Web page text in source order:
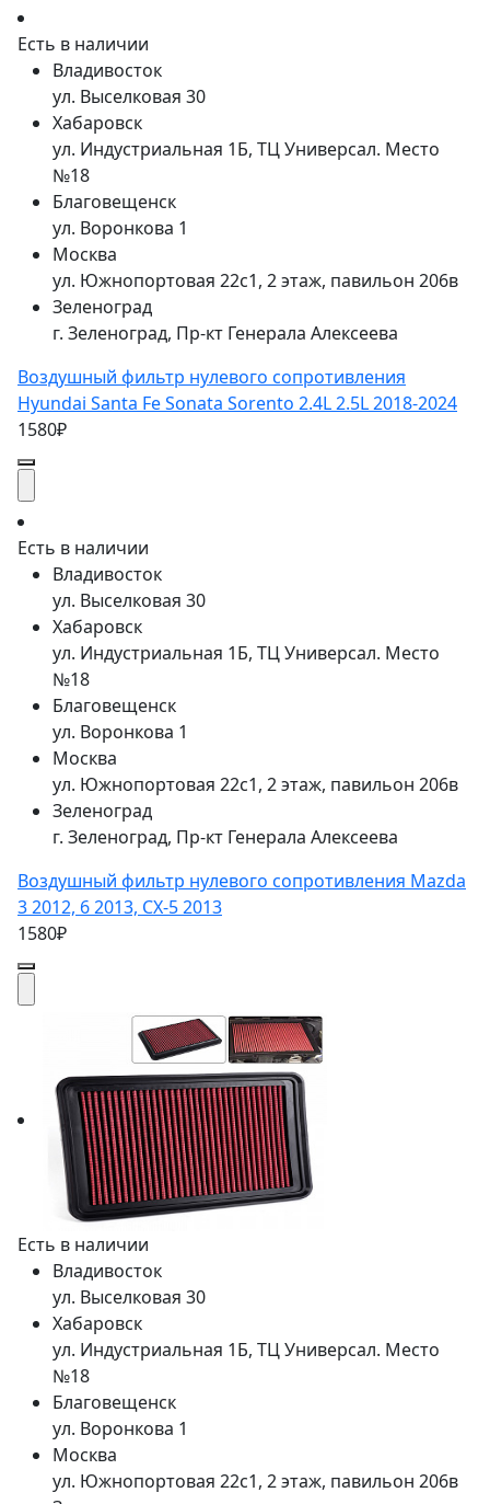
Есть в наличии
Владивосток
ул. Выселковая 30
Хабаровск
ул. Индустриальная 1Б, ТЦ Универсал. Место
№18
Благовещенск
ул. Воронкова 1
Москва
ул. Южнопортовая 22с1, 2 этаж, павильон 206в
Зеленоград
г. Зеленоград, Пр-кт Генерала Алексеева
Воздушный фильтр нулевого сопротивления
Hyundai Santa Fe Sonata Sorento 2.4L 2.5L 2018-2024
1580₽
Есть в наличии
Владивосток
ул. Выселковая 30
Хабаровск
ул. Индустриальная 1Б, ТЦ Универсал. Место
№18
Благовещенск
ул. Воронкова 1
Москва
ул. Южнопортовая 22с1, 2 этаж, павильон 206в
Зеленоград
г. Зеленоград, Пр-кт Генерала Алексеева
Воздушный фильтр нулевого сопротивления Mazda
3 2012, 6 2013, CX-5 2013
1580₽
Есть в наличии
Владивосток
ул. Выселковая 30
Хабаровск
ул. Индустриальная 1Б, ТЦ Универсал. Место
№18
Благовещенск
ул. Воронкова 1
Москва
ул. Южнопортовая 22с1, 2 этаж, павильон 206в